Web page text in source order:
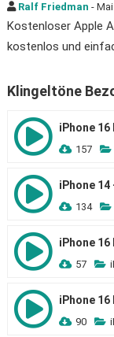
Ralf Friedman -
Kostenloser Apple
kostenlos und
Klingeltöne
iPhone 16
157
iPhone 14
134
iPhone 16
57
iPhone 16
90